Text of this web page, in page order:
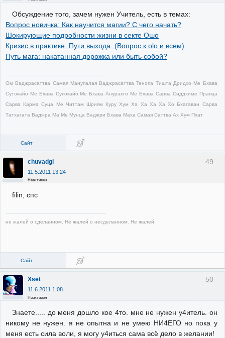
Обсуждение того, зачем нужен Учитель, есть в темах:
Вопрос новичка: Как научится магии? С чего начать?
Шокирующие подробности жизни в секте Ошо
Кризис в практике. Пути выхода. (Вопрос к оlo и всем)
Путь мага: накатанная дорожка или быть собой?
Ом Ваджрасаттва Самая Манупалая Ваджрасаттва Тенопа Тишта Дридхо Ме Бхава
Сутокайо Ме Бхава Супокайо Ме Бхава Ануракто Ме Бхава Сарва Сиддхиме Праяца
Сарва Карма Суца Ме Читтам Шриям Куру Хум Ха Ха Ха Ха Хо Бхагаван Сарва
Татхагата Ваджра Ма Ме Мунца Ваджри Бхава Маха Самая Саттва Ах Хум Пхат
Сайт
49
chuvadgi
11.5.2011 13:24
Неактивен
filin, спс
не жалей о сделанном. Не жалей о несделанном. Не жалей.
Сайт
50
Xset
11.6.2011 1:08
Неактивен
Знаете..... до меня дошло кое 4то. мне не нужен у4итель. он
никому не нужен. я не опытна и не умею НИ4ЕГО но пока у
меня есть сила воли, я могу у4иться сама всё дело в желании!